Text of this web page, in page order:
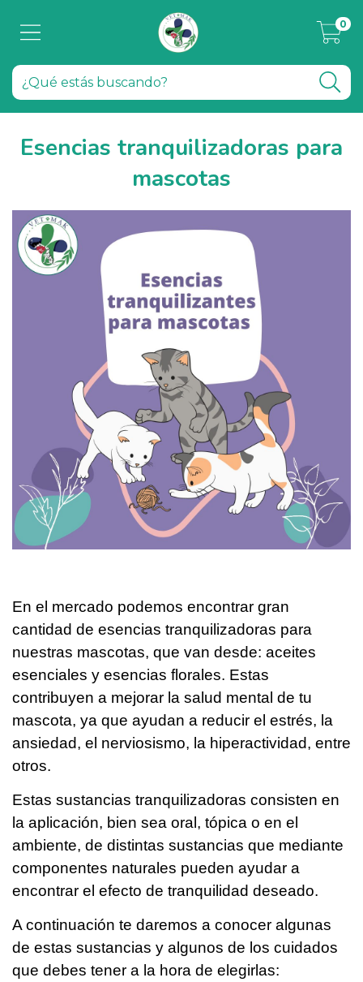
0
Esencias tranquilizadoras para
mascotas
En el mercado podemos encontrar gran
cantidad de esencias tranquilizadoras para
nuestras mascotas, que van desde: aceites
esenciales y esencias florales. Estas
contribuyen a mejorar la salud mental de tu
mascota, ya que ayudan a reducir el estrés, la
ansiedad, el nerviosismo, la hiperactividad, entre
otros.
Estas sustancias tranquilizadoras consisten en
la aplicación, bien sea oral, tópica o en el
ambiente, de distintas sustancias que mediante
componentes naturales pueden ayudar a
encontrar el efecto de tranquilidad deseado.
A continuación te daremos a conocer algunas
de estas sustancias y algunos de los cuidados
que debes tener a la hora de elegirlas: